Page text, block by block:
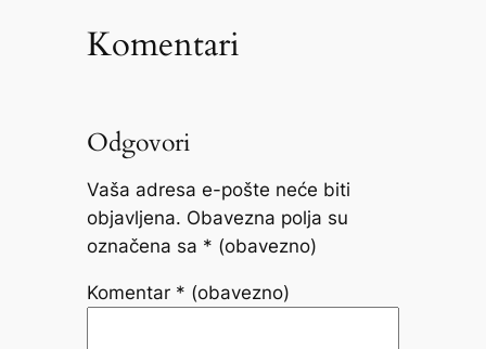
Komentari
Odgovori
Vaša adresa e-pošte neće biti
objavljena. Obavezna polja su
označena sa * (obavezno)
Komentar * (obavezno)